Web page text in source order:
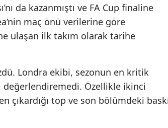
da kazanmıştı ve FA Cup finaline
maç önü verilerine göre
ulaşan ilk takım olarak tarihe
Londra ekibi, sezonun en kritik
değerlendiremedi. Özellikle ikinci
çıkardığı top ve son bölümdeki